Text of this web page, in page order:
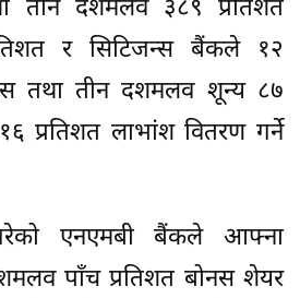
तीन दशमलव ३८९ प्रतिशत
र सिटिजन्स बैंकले १२
तथा तीन दशमलव शून्य ८७
प्रतिशत लाभांश वितरण गर्ने
एनएमबी बैंकले आफ्ना
पाँच प्रतिशत बोनस शेयर